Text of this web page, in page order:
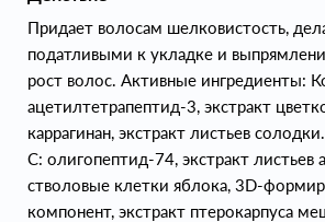
Придает волосам шелковистость,
податливыми к укладке и
рост волос. Активные ингредиенты:
ацетилтетрапептид-3, экстракт
каррагинан, экстракт листьев
C: олигопептид-74, экстракт листьев
стволовые клетки яблока, 3D-
компонент, экстракт птерокарпуса